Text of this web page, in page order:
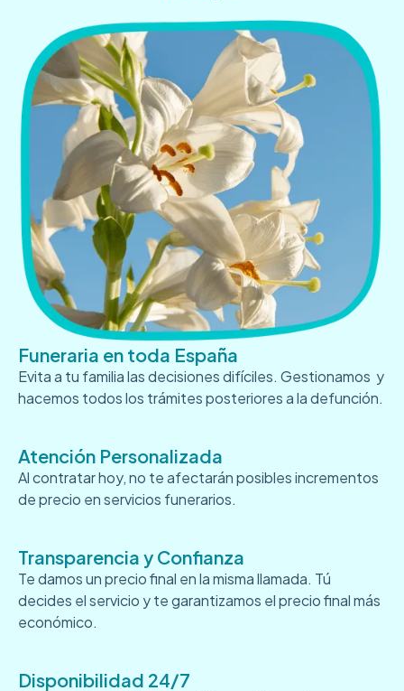
Funeraria en toda España
Evita a tu familia las decisiones difíciles. Gestionamos y
hacemos todos los trámites posteriores a la defunción.
Atención Personalizada
Al contratar hoy, no te afectarán posibles incrementos
de precio en servicios funerarios.
Transparencia y Confianza
Te damos un precio final en la misma llamada. Tú
decides el servicio y te garantizamos el precio final más
económico.
Disponibilidad 24/7